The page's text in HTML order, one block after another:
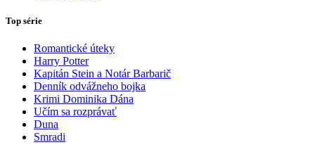
Top série
Romantické úteky
Harry Potter
Kapitán Stein a Notár Barbarič
Denník odvážneho bojka
Krimi Dominika Dána
Učím sa rozprávať
Duna
Smradi